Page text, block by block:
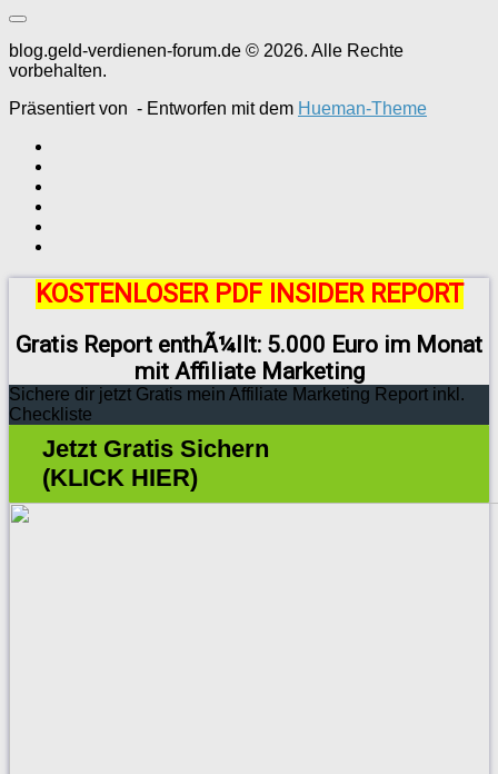
blog.geld-verdienen-forum.de © 2026. Alle Rechte
vorbehalten.
Präsentiert von - Entworfen mit dem Hueman-Theme
KOSTENLOSER PDF INSIDER REPORT
Gratis Report enthÃ¼llt: 5.000 Euro im Monat
mit Affiliate Marketing
Sichere dir jetzt Gratis mein Affiliate Marketing Report inkl.
Checkliste
Jetzt Gratis Sichern
(KLICK HIER)